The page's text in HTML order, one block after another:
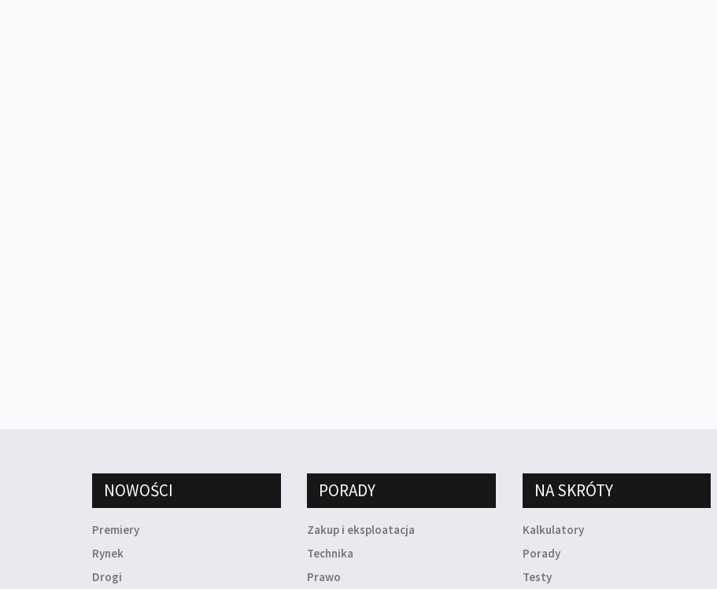
NOWOŚCI
Premiery
Rynek
Drogi
PORADY
Zakup i eksploatacja
Technika
Prawo
NA SKRÓTY
Kalkulatory
Porady
Testy